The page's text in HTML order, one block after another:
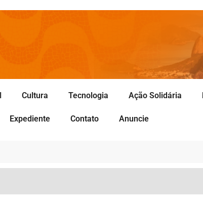
Cultura Tecnologia Ação Solidária
Expediente Contato Anuncie